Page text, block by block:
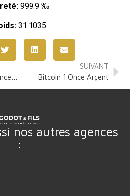
999.9 ‰
31.1035
SUIVANT
Bitcoin 1 Once Argent
nos autres agences
: